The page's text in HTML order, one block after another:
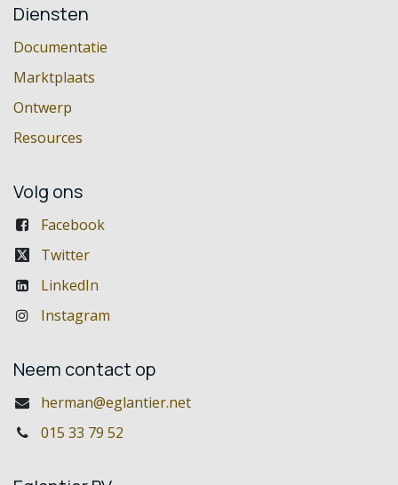
Diensten
Documentatie
Marktplaats
Ontwerp
Resources
Volg ons
Facebook
Twitter
LinkedIn
Instagram
Neem contact op
herman@eglantier.net
015 33 79 52